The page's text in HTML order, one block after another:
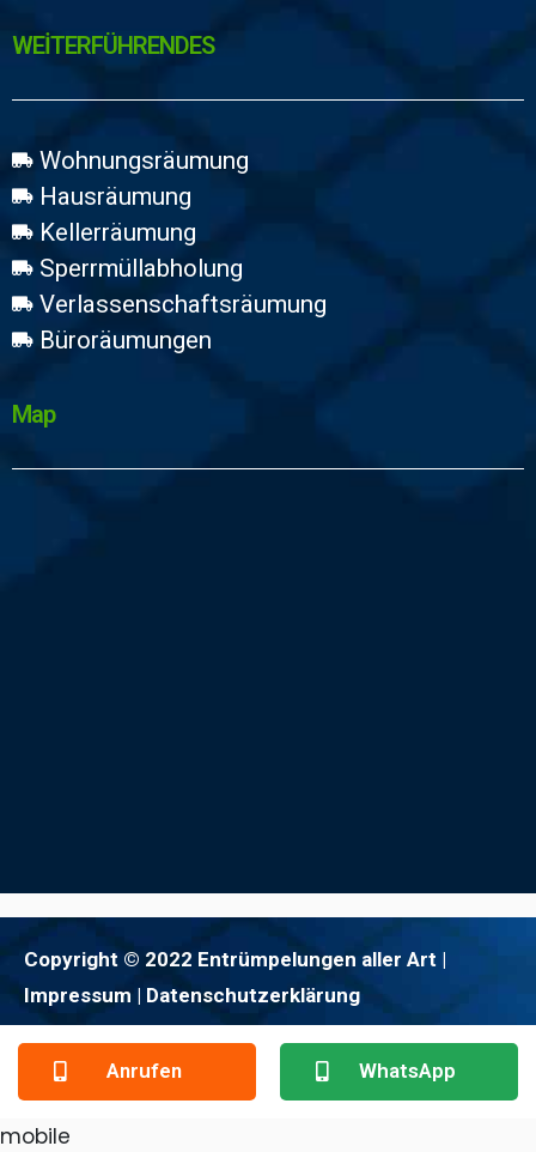
WEİTERFÜHRENDES
Wohnungsräumung
Hausräumung
Kellerräumung
Sperrmüllabholung
Verlassenschaftsräumung
Büroräumungen
Map
Copyright © 2022 Entrümpelungen aller Art |
Impressum | Datenschutzerklärung
Anrufen WhatsApp